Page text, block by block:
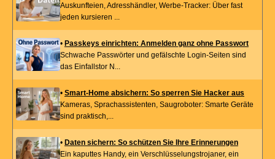
Auskunfteien, Adresshändler, Werbe-Tracker: Über fast
jeden kursieren ...
• Passkeys einrichten: Anmelden ganz ohne Passwort
Schwache Passwörter und gefälschte Login-Seiten sind
das Einfallstor N...
• Smart-Home absichern: So sperren Sie Hacker aus
Kameras, Sprachassistenten, Saugroboter: Smarte Geräte
sind praktisch,...
• Daten sichern: So schützen Sie Ihre Erinnerungen
Ein kaputtes Handy, ein Verschlüsselungstrojaner, ein